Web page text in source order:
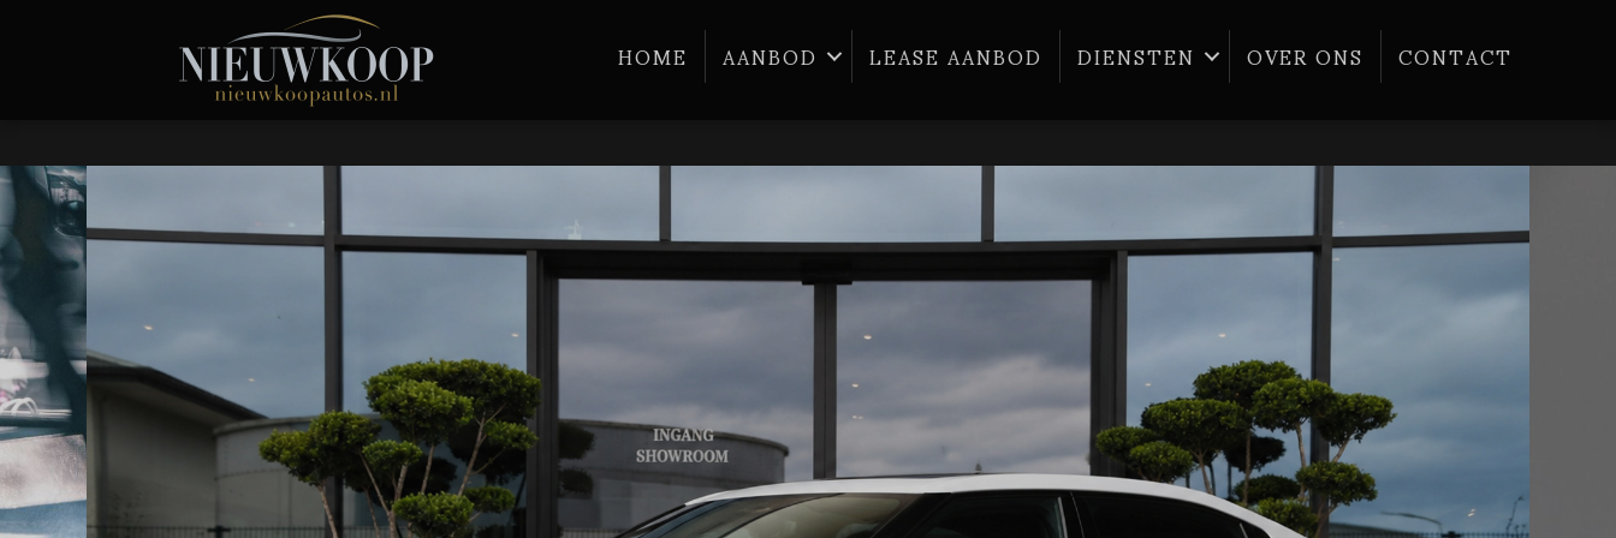
HOME AANBOD LEASE AANBOD DIENSTEN OVER ONS CONTACT